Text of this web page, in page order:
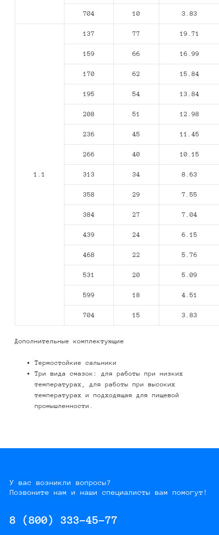
704 10 3.83
1.1
137 77 19.71
159 66 16.99
170 62 15.84
195 54 13.84
208 51 12.98
236 45 11.45
266 40 10.15
313 34 8.63
358 29 7.55
384 27 7.04
439 24 6.15
468 22 5.76
531 20 5.09
599 18 4.51
704 15 3.83
Дополнительные комплектующие
Термостойкие сальники
Три вида смазок: для работы при низких
температурах, для работы при высоких
температурах и подходящая для пищевой
промышленности.
У вас возникли вопросы?
Позвоните нам и наши специалисты вам помогут!
8 (800) 333-45-77